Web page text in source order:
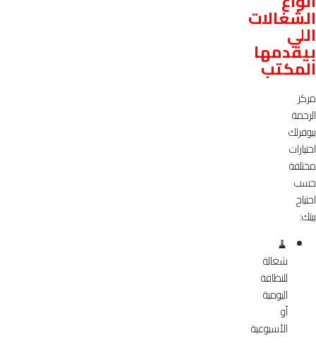
الشغالات
اللي
بيقدمها
المكتب
مركز
الرحمة
بيوفرلك
اختيارات
مختلفة
حسب
احتياج
بيتك:
🧹
شغالة
للنظافة
اليومية
أو
الأسبوعية